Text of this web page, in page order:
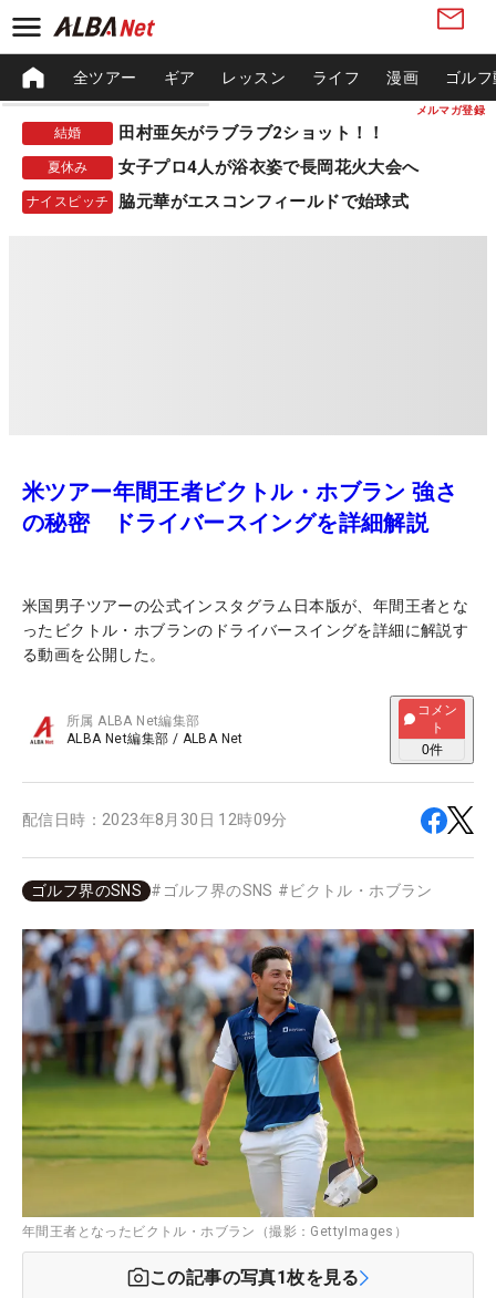
メルマガ登録
全ツアー ギア レッスン ライフ 漫画 ゴル
結婚 田村亜矢がラブラブ2ショット！！
夏休み 女子プロ4人が浴衣姿で長岡花火大会へ
ナイスピッチ 脇元華がエスコンフィールドで始球式
米ツアー年間王者ビクトル・ホブラン 強さ
の秘密 ドライバースイングを詳細解説
米国男子ツアーの公式インスタグラム日本版が、年間王者とな
ったビクトル・ホブランのドライバースイングを詳細に解説す
る動画を公開した。
所属ALBA Net編集部
ALBA Net編集部 / ALBA Net
コメン
ト
0件
配信日時： 2023年8月30日 12時09分
ゴルフ界のSNS # ゴルフ界のSNS #ビクトル・ホブラン
年間王者となったビクトル・ホブラン（撮影：GettyImages）
この記事の写真1枚を見る